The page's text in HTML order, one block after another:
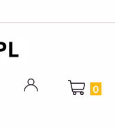
Produkty